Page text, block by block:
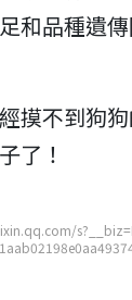
和品種遺
摸不到狗
了！